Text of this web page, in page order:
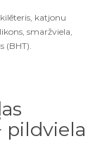
katjonu
smaržviela,
(BHT).
pildviela